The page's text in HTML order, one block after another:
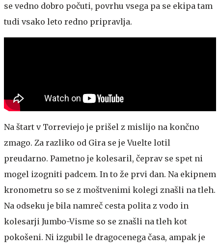
se vedno dobro počuti, povrhu vsega pa se ekipa tam
tudi vsako leto redno pripravlja.
Na štart v Torreviejo je prišel z mislijo na končno
zmago. Za razliko od Gira se je Vuelte lotil
preudarno. Pametno je kolesaril, čeprav se spet ni
mogel izogniti padcem. In to že prvi dan. Na ekipnem
kronometru so se z moštvenimi kolegi znašli na tleh.
Na odseku je bila namreč cesta polita z vodo in
kolesarji Jumbo-Visme so se znašli na tleh kot
pokošeni. Ni izgubil le dragocenega časa, ampak je